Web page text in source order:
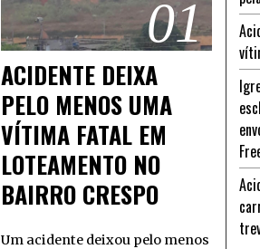
01
ACIDENTE DEIXA
PELO MENOS UMA
VÍTIMA FATAL EM
LOTEAMENTO NO
BAIRRO CRESPO
Um acidente deixou pelo menos